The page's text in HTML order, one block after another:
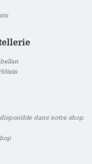
dans notre shop.